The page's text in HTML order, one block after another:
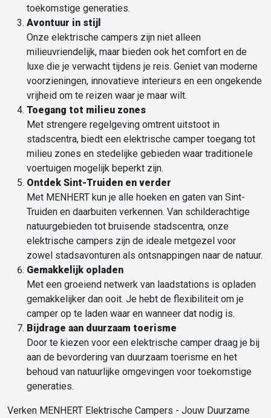
toekomstige generaties.
Avontuur in stijl
Onze elektrische campers zijn niet alleen
milieuvriendelijk, maar bieden ook het comfort en de
luxe die je verwacht tijdens je reis. Geniet van moderne
voorzieningen, innovatieve interieurs en een ongekende
vrijheid om te reizen waar je maar wilt.
Toegang tot milieu zones
Met strengere regelgeving omtrent uitstoot in
stadscentra, biedt een elektrische camper toegang tot
milieu zones en stedelijke gebieden waar traditionele
voertuigen mogelijk beperkt zijn.
Ontdek Sint-Truiden en verder
Met MENHERT kun je alle hoeken en gaten van Sint-
Truiden en daarbuiten verkennen. Van schilderachtige
natuurgebieden tot bruisende stadscentra, onze
elektrische campers zijn de ideale metgezel voor
zowel stadsavonturen als ontsnappingen naar de natuur.
Gemakkelijk opladen
Met een groeiend netwerk van laadstations is opladen
gemakkelijker dan ooit. Je hebt de flexibiliteit om je
camper op te laden waar en wanneer dat nodig is.
Bijdrage aan duurzaam toerisme
Door te kiezen voor een elektrische camper draag je bij
aan de bevordering van duurzaam toerisme en het
behoud van natuurlijke omgevingen voor toekomstige
generaties.
Verken MENHERT Elektrische Campers - Jouw Duurzame